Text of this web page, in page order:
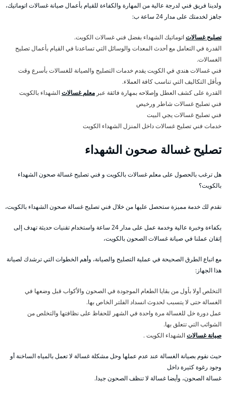
ولدينا فريق فني لدرجة عالية من المهارة والكفاءة للقيام بأعمال صيانة غسالات اتوماتيك،
جاهز لخدمتك على مدار 24 ساعة ب:
تصليح غسالاتاتوماتيك الشهداء بفضل فني غسالات الكويت.
القدرة في التعامل مع أحدث المعدات والوسائل التي تساعدنا في القيام بأعمال تصليح
الغسالات.
فني غسالات هندي في الكويت يقدم خدمات التصليح والصيانة للغسالات بأسرع وقت
وبأقل التكاليف التي تناسب كافة العملاء.
القدرة على كشف العطل وإصلاحه بمهارة فائقة عبر معلم غسالاتالشهداء بالكويت
فني تصليح غسالات شاطر ورخيص
فني تصليح غسالات يجي البيت
خدمات فني تصليح غسالات داخل المنزل الشهداء الكويت
تصليح غسالة صحون الشهداء
هل ترغب بالحصول على معلم غسالات بالكويت و فني تصليح غسالة صحون الشهداء
بالكويت؟
نقدم لك خدمة مميزة ستحصل عليها من خلال فني تصليح غسالة صحون الشهداء بالكويت،
بكفاءة وخبرة عالية وخدمة عمل على مدار 24 ساعة واستخدام تقنيات حديثة تهدف إلى
إتقان عملنا في صيانة غسالات الصحون بالكويت،
مع اتباع الطرق الصحيحة في عملية التصليح والصيانة، وأهم الخطوات التي ترشدك لصيانة
هذا الجهاز:
التخلص أولا بأول من بقايا الطعام الموجودة في الصحون والأكواب قبل وضعها في
الغسالة حتى لا يتسبب لحدوث انسداد الفلتر الخاص بها.
عمل دورة خل للغسالة مرة واحدة في الشهر للحفاظ على نظافتها والتخلص من
الشوائب التي تتعلق بها.
صيانة غسالاتالشهداء الكويت .
حيث نقوم بصيانة الغسالة عند عدم عملها وحل مشكلة غسالة لا تعمل بالمياه الساخنة أو
وجود رغوة كثيرة داخل
غسالة الصحون، وأيضا غسالة لا تنظف الصحون جيدا.